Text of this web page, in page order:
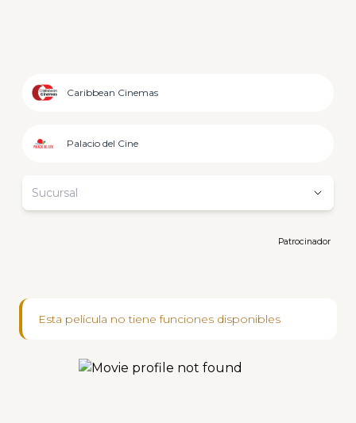
Caribbean Cinemas
Palacio del Cine
Sucursal
Patrocinador
Esta película no tiene funciones disponibles